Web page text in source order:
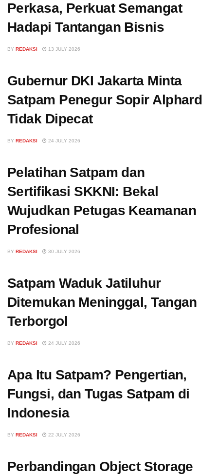
Perkasa, Perkuat Semangat
Hadapi Tantangan Bisnis
BY REDAKSI 13 JULY 2026
Gubernur DKI Jakarta Minta
Satpam Penegur Sopir Alphard
Tidak Dipecat
BY REDAKSI 24 JULY 2026
Pelatihan Satpam dan
Sertifikasi SKKNI: Bekal
Wujudkan Petugas Keamanan
Profesional
BY REDAKSI 30 JULY 2026
Satpam Waduk Jatiluhur
Ditemukan Meninggal, Tangan
Terborgol
BY REDAKSI 24 JULY 2026
Apa Itu Satpam? Pengertian,
Fungsi, dan Tugas Satpam di
Indonesia
BY REDAKSI 22 JULY 2026
Perbandingan Object Storage